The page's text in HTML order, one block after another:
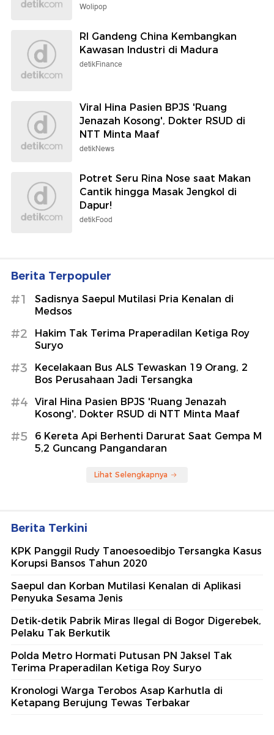
Wolipop
RI Gandeng China Kembangkan
Kawasan Industri di Madura
detikFinance
Viral Hina Pasien BPJS 'Ruang
Jenazah Kosong', Dokter RSUD di
NTT Minta Maaf
detikNews
Potret Seru Rina Nose saat Makan
Cantik hingga Masak Jengkol di
Dapur!
detikFood
Berita Terpopuler
#1
Sadisnya Saepul Mutilasi Pria Kenalan di
Medsos
#2
Hakim Tak Terima Praperadilan Ketiga Roy
Suryo
#3
Kecelakaan Bus ALS Tewaskan 19 Orang, 2
Bos Perusahaan Jadi Tersangka
#4
Viral Hina Pasien BPJS 'Ruang Jenazah
Kosong', Dokter RSUD di NTT Minta Maaf
#5
6 Kereta Api Berhenti Darurat Saat Gempa M
5,2 Guncang Pangandaran
Lihat Selengkapnya
Berita Terkini
KPK Panggil Rudy Tanoesoedibjo Tersangka Kasus
Korupsi Bansos Tahun 2020
Saepul dan Korban Mutilasi Kenalan di Aplikasi
Penyuka Sesama Jenis
Detik-detik Pabrik Miras Ilegal di Bogor Digerebek,
Pelaku Tak Berkutik
Polda Metro Hormati Putusan PN Jaksel Tak
Terima Praperadilan Ketiga Roy Suryo
Kronologi Warga Terobos Asap Karhutla di
Ketapang Berujung Tewas Terbakar